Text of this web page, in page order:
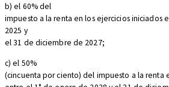
b) el 60% del
impuesto a la renta en los ejercicios iniciados
2025 y
el 31 de diciembre de 2027;
c) el 50%
(cincuenta por ciento) del impuesto a la renta